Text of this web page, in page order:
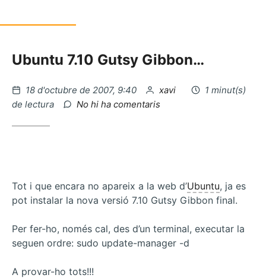
Ubuntu 7.10 Gutsy Gibbon…
Publicat
el
18 d'octubre de 2007, 9:40 per
xavi
1 minut(s)
de lectura
No hi ha comentaris
MySQL
Tot i que encara no apareix a la web d’Ubuntu, ja es
pot instalar la nova versió 7.10 Gutsy Gibbon final.
Per fer-ho, només cal, des d’un terminal, executar la
seguen ordre: sudo update-manager -d
A provar-ho tots!!!